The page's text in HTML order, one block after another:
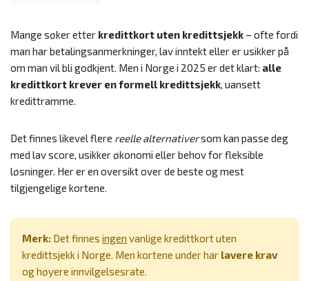
Mange søker etter kredittkort uten kredittsjekk – ofte fordi
man har betalingsanmerkninger, lav inntekt eller er usikker på
om man vil bli godkjent. Men i Norge i 2025 er det klart: alle
kredittkort krever en formell kredittsjekk, uansett
kredittramme.
Det finnes likevel flere reelle alternativersom kan passe deg
med lav score, usikker økonomi eller behov for fleksible
løsninger. Her er en oversikt over de beste og mest
tilgjengelige kortene.
Merk: Det finnes ingen vanlige kredittkort uten
kredittsjekk i Norge. Men kortene under har lavere krav
og høyere innvilgelsesrate.